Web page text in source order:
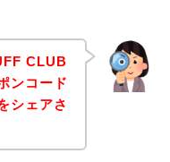
CLUB
ンコード
シェアさ